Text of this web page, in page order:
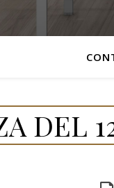
DEL